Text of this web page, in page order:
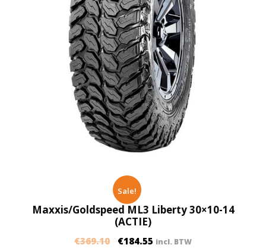
Sale!
Maxxis/Goldspeed ML3 Liberty 30×10-14
(ACTIE)
€369.10 €184.55 incl. BTW